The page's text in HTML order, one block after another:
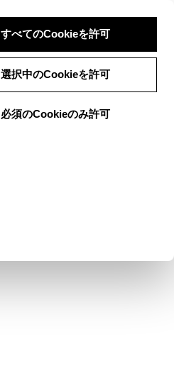
すべてのCookieを許可
選択中のCookieを許可
必須のCookieのみ許可
ログイン 検索 メニュー